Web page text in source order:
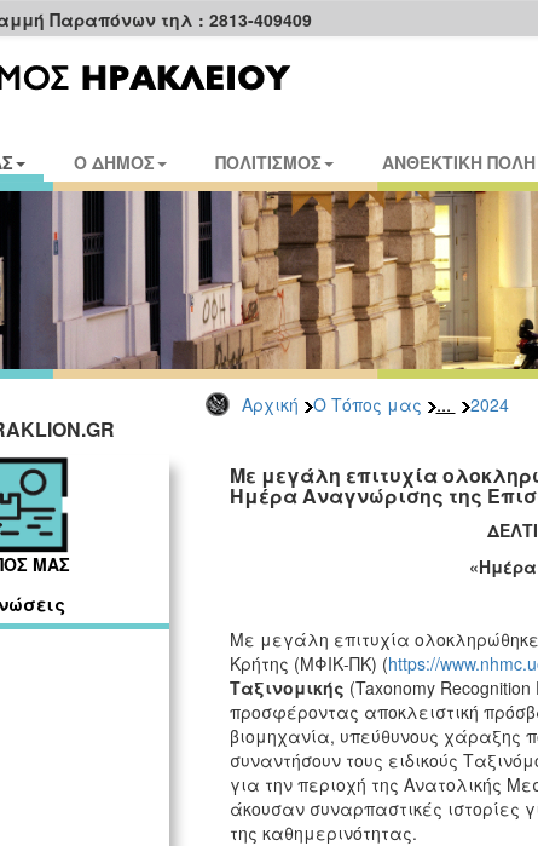
Παραπόνων τηλ : 2813-409409
Ο ΔΗΜΟΣ ΠΟΛΙΤΙΣΜΟΣ ΑΝΘΕΚΤΙΚΗ ΠΟΛΗ
Αρχική Ο Τόπος μας ... 2024
ΜΑΣ
Με μεγάλη επιτυχία
Ημέρα Αναγνώρισης της
«
Με μεγάλη επιτυχία ολοκληρώθηκε
Κρήτης (ΜΦΙΚ-ΠΚ) (https://
Ταξινομικής (Taxonomy
προσφέροντας αποκλειστική
βιομηχανία, υπεύθυνους χάραξης
συναντήσουν τους ειδικούς
για την περιοχή της Ανατολικής
άκουσαν συναρπαστικές ιστορίες
της καθημερινότητας.